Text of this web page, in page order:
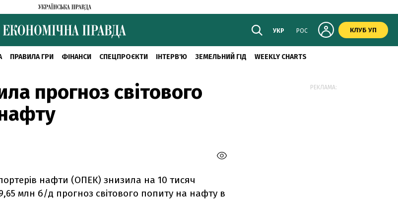
УКР РОС КЛУБ УП
ПРАВИЛА ГРИ ФІНАНСИ СПЕЦПРОЄКТИ ІНТЕРВ'Ю ЗЕМЕЛЬНИЙ ГІД WEEKLY CHARTS
прогноз світового
нафти (ОПЕК) знизила на 10 тисяч
млн б/д прогноз світового попиту на нафту в
РЕКЛАМА: